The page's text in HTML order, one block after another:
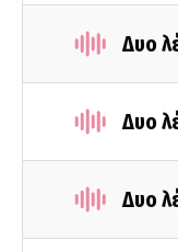
Δυο
Δυο
Δυο